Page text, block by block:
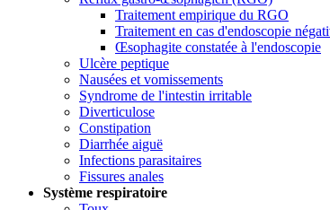
Traitement empirique du RGO
Traitement en cas d'endoscopie
Œsophagite constatée à l'endoscopie
Ulcère peptique
Nausées et vomissements
Syndrome de l'intestin irritable
Diverticulose
Constipation
Diarrhée aiguë
Infections parasitaires
Fissures anales
Système respiratoire